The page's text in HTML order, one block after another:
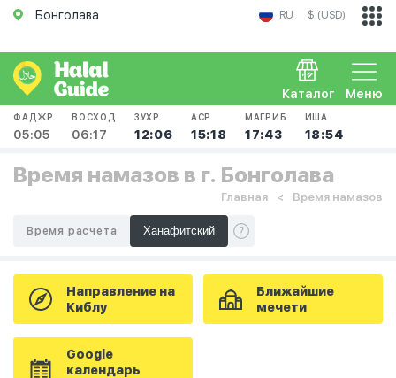
Бонголава RU $ (USD)
Меню
Каталог
ФАДЖР
05:05
ВОСХОД
06:17
ЗУХР
12:06
АСР
15:18
МАГРИБ
17:43
ИША
18:54
Время намазов в г. Бонголава
Главная Время намазов
Время расчета
Направление на
Киблу
Ближайшие
мечети
Google
календарь